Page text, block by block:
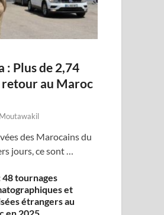
Plus de 2,74
retour au Maroc
des Marocains du
jours, ce sont …
48 tournages
et
étrangers au
en 2025